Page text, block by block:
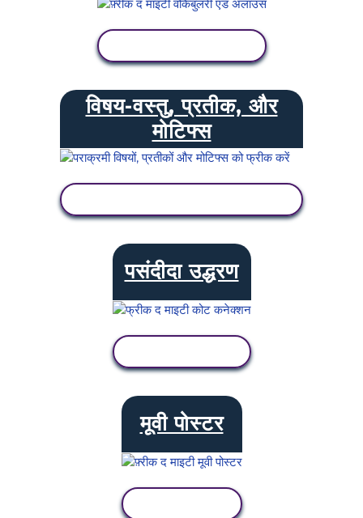
विषय-वस्तु, प्रतीक, और
मोटिफ्स
पसंदीदा उद्धरण
मूवी पोस्टर